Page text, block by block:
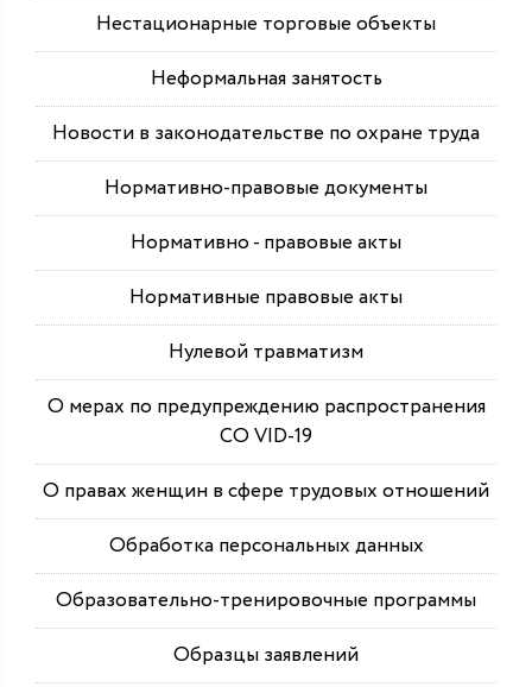
Нестационарные торговые объекты
Неформальная занятость
Новости в законодательстве по охране труда
Нормативно-правовые документы
Нормативно - правовые акты
Нормативные правовые акты
Нулевой травматизм
О мерах по предупреждению распространения
СО VID-19
О правах женщин в сфере трудовых отношений
Обработка персональных данных
Образовательно-тренировочные программы
Образцы заявлений